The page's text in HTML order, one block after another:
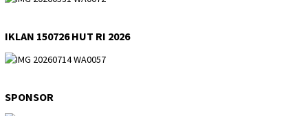
IKLAN 150726 HUT RI 2026
SPONSOR